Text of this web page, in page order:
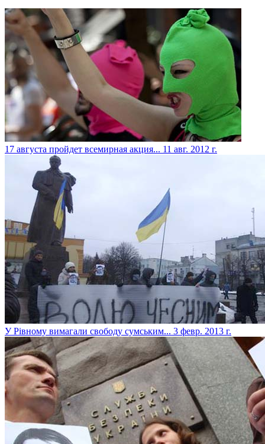
17 августа пройдет всемирная акция... 11 авг. 2012 г.
У Рівному вимагали свободу сумським... 3 февр. 2013 г.